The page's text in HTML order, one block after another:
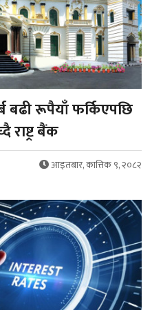
बढी रूपैयाँ फर्किएपछि
राष्ट्र बैंक
आइतबार, कात्तिक ९, २०८२